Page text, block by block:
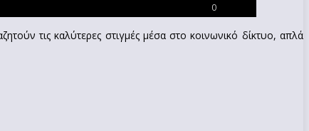
0
τις καλύτερες στιγμές μέσα στο κοινωνικό δίκτυο, απλά